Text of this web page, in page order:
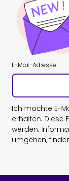
E-Mail-Adresse
Ich möchte E-
erhalten. Diese
werden.
umgehen,